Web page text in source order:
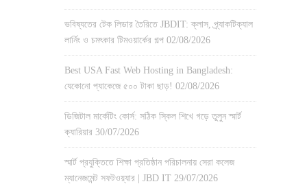
ভবিষ্যতের টেক লিডার তৈরিতে JBDIT: ক্লাস, প্র্যাকটিক্যাল
লার্নিং ও চমৎকার টিমওয়ার্কের গল্প 02/08/2026
Best USA Fast Web Hosting in Bangladesh:
যেকোনো প্যাকেজে ৫০০ টাকা ছাড়! 02/08/2026
ডিজিটাল মার্কেটিং কোর্স: সঠিক স্কিল শিখে গড়ে তুলুন স্মার্ট
ক্যারিয়ার 30/07/2026
স্মার্ট প্রযুক্তিতে শিক্ষা প্রতিষ্ঠান পরিচালনায় সেরা কলেজ
ম্যানেজমেন্ট সফটওয়্যার | JBD IT 29/07/2026